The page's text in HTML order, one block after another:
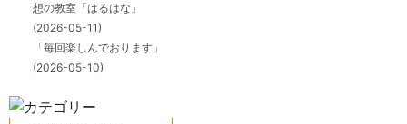
想の教室「はるはな」
(2026-05-11)
「毎回楽しんでおります」
(2026-05-10)